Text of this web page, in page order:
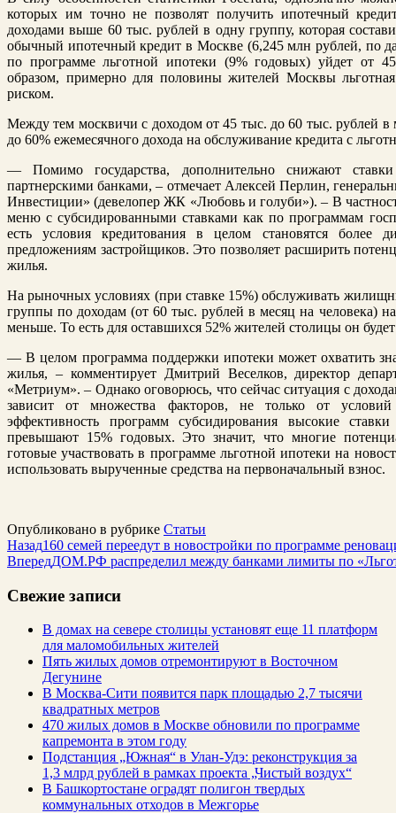
которых им точно не позволят получить ипотечный
доходами выше 60 тыс. рублей в одну группу, которая
обычный ипотечный кредит в Москве (6,245 млн рублей, по
по программе льготной ипотеки (9% годовых) уйдет от
образом, примерно для половины жителей Москвы
риском.
Между тем москвичи с доходом от 45 тыс. до 60 тыс. рублей в
до 60% ежемесячного дохода на обслуживание кредита с
— Помимо государства, дополнительно снижают
партнерскими банками, – отмечает Алексей Перлин,
Инвестиции» (девелопер ЖК «Любовь и голуби»). – В
меню с субсидированными ставками как по программам
есть условия кредитования в целом становятся более
предложениям застройщиков. Это позволяет расширить
жилья.
На рыночных условиях (при ставке 15%) обслуживать
группы по доходам (от 60 тыс. рублей в месяц на человека)
меньше. То есть для оставшихся 52% жителей столицы он
— В целом программа поддержки ипотеки может охватить
жилья, – комментирует Дмитрий Веселков, директор
«Метриум». – Однако оговорюсь, что сейчас ситуация с
зависит от множества факторов, не только от
эффективность программ субсидирования высокие
превышают 15% годовых. Это значит, что многие
готовые участвовать в программе льготной ипотеки на
использовать вырученные средства на первоначальный взнос.
Опубликовано в рубрике Статьи
Назад160 семей переедут в новостройки по программе
ВпередДОМ.РФ распределил между банками лимиты по
Свежие записи
В домах на севере столицы установят еще 11 платформ
для маломобильных жителей
Пять жилых домов отремонтируют в Восточном
Дегунине
В Москва-Сити появится парк площадью 2,7 тысячи
квадратных метров
470 жилых домов в Москве обновили по программе
капремонта в этом году
Подстанция „Южная“ в Улан‑Удэ: реконструкция за
1,3 млрд рублей в рамках проекта „Чистый воздух“
В Башкортостане оградят полигон твердых
коммунальных отходов в Межгорье